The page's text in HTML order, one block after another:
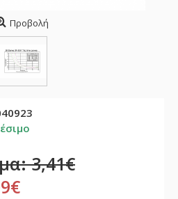
Προβολή
3,41€